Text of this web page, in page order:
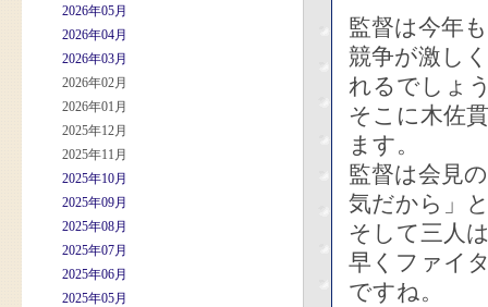
2026年05月
2026年04月
2026年03月
2026年02月
2026年01月
2025年12月
2025年11月
2025年10月
2025年09月
2025年08月
2025年07月
2025年06月
2025年05月
監督は今年
競争が激し
れるでしょ
そこに木佐
ます。
監督は会見
気だから」
そして三人
早くファイ
ですね。